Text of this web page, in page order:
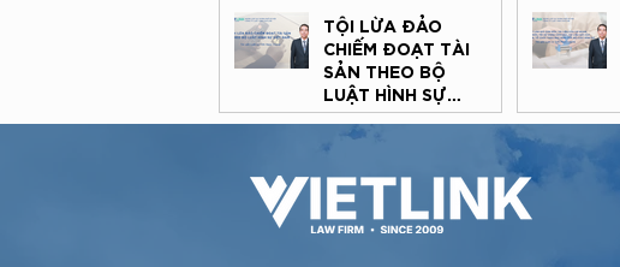
MÔI TRƯỜNG
PHÁP LÝ TẠI VIỆT
NAM
TỘI LỪA ĐẢO
CHIẾM ĐOẠT TÀI
SẢN THEO BỘ
LUẬT HÌNH SỰ
VIỆT NAM